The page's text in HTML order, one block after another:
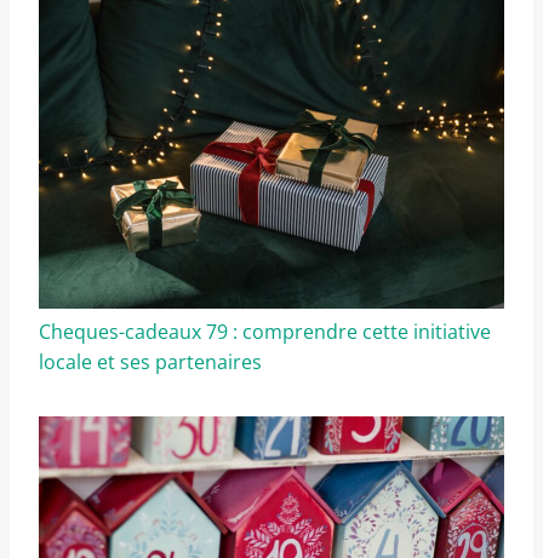
Cheques-cadeaux 79 : comprendre cette initiative
locale et ses partenaires